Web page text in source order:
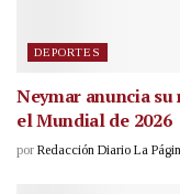
DEPORTES
Neymar anuncia
el Mundial de 2026
por Redacción Diario La